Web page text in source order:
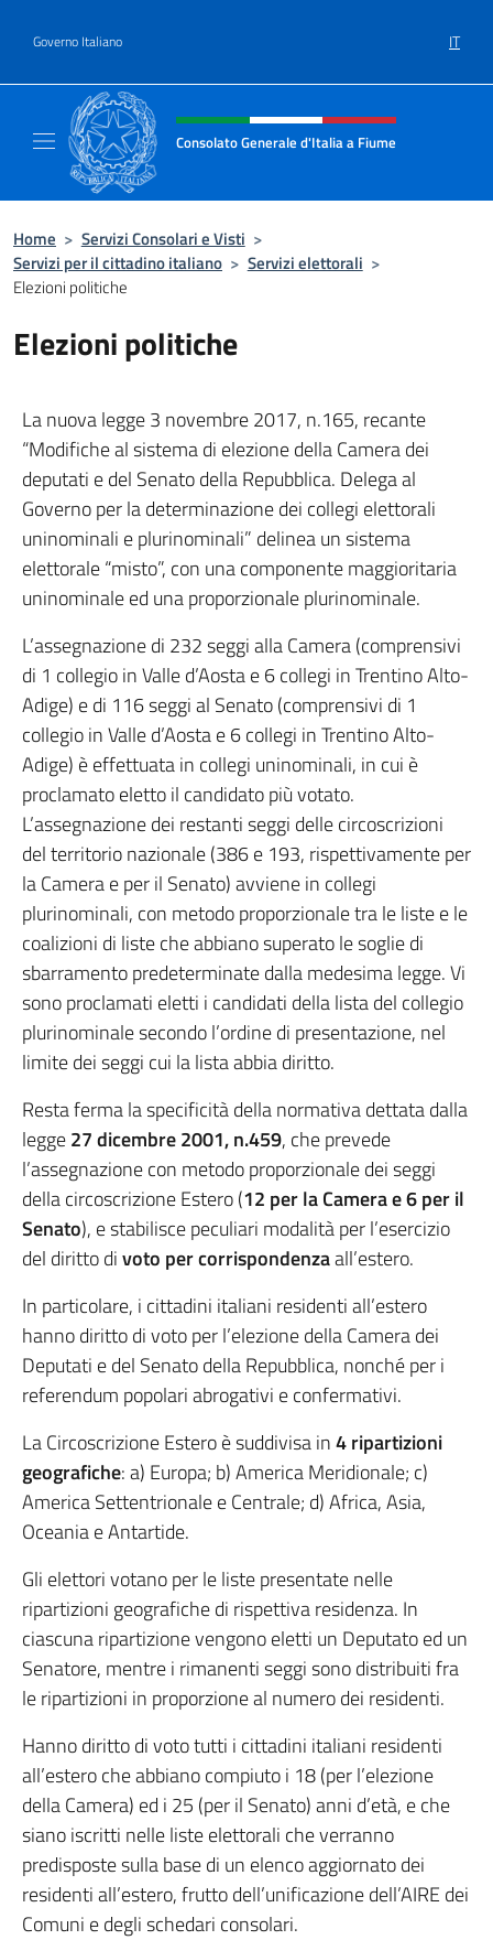
Governo Italiano IT
Intestazione sito, social e menù
Consolato Generale d'Italia a Fiume
Home > Servizi Consolari e Visti >
Servizi per il cittadino italiano > Servizi elettorali >
Elezioni politiche
Elezioni politiche
La nuova legge 3 novembre 2017, n.165, recante
“Modifiche al sistema di elezione della Camera dei
deputati e del Senato della Repubblica. Delega al
Governo per la determinazione dei collegi elettorali
uninominali e plurinominali” delinea un sistema
elettorale “misto”, con una componente maggioritaria
uninominale ed una proporzionale plurinominale.
L’assegnazione di 232 seggi alla Camera (comprensivi
di 1 collegio in Valle d’Aosta e 6 collegi in Trentino Alto-
Adige) e di 116 seggi al Senato (comprensivi di 1
collegio in Valle d’Aosta e 6 collegi in Trentino Alto-
Adige) è effettuata in collegi uninominali, in cui è
proclamato eletto il candidato più votato.
L’assegnazione dei restanti seggi delle circoscrizioni
del territorio nazionale (386 e 193, rispettivamente per
la Camera e per il Senato) avviene in collegi
plurinominali, con metodo proporzionale tra le liste e le
coalizioni di liste che abbiano superato le soglie di
sbarramento predeterminate dalla medesima legge. Vi
sono proclamati eletti i candidati della lista del collegio
plurinominale secondo l’ordine di presentazione, nel
limite dei seggi cui la lista abbia diritto.
Resta ferma la specificità della normativa dettata dalla
legge27 dicembre 2001, n.459, che prevede
l’assegnazione con metodo proporzionale dei seggi
della circoscrizione Estero (12 per la Camera e 6 per il
Senato), e stabilisce peculiari modalità per l’esercizio
del diritto divoto per corrispondenzaall’estero.
In particolare, i cittadini italiani residenti all’estero
hanno diritto di voto per l’elezione della Camera dei
Deputati e del Senato della Repubblica, nonché per i
referendum popolari abrogativi e confermativi.
La Circoscrizione Estero è suddivisa in4 ripartizioni
geografiche: a) Europa; b) America Meridionale; c)
America Settentrionale e Centrale; d) Africa, Asia,
Oceania e Antartide.
Gli elettori votano per le liste presentate nelle
ripartizioni geografiche di rispettiva residenza. In
ciascuna ripartizione vengono eletti un Deputato ed un
Senatore, mentre i rimanenti seggi sono distribuiti fra
le ripartizioni in proporzione al numero dei residenti.
Hanno diritto di voto tutti i cittadini italiani residenti
all’estero che abbiano compiuto i 18 (per l’elezione
della Camera) ed i 25 (per il Senato) anni d’età, e che
siano iscritti nelle liste elettorali che verranno
predisposte sulla base di un elenco aggiornato dei
residenti all’estero, frutto dell’unificazione dell’AIRE dei
Comuni e degli schedari consolari.